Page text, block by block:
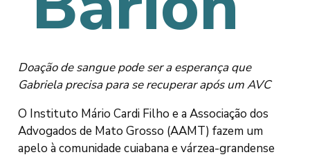
Doação de sangue pode ser a esperança que
Gabriela precisa para se recuperar após um AVC
O Instituto Mário Cardi Filho e a Associação dos
Advogados de Mato Grosso (AAMT) fazem um
apelo à comunidade cuiabana e várzea-grandense